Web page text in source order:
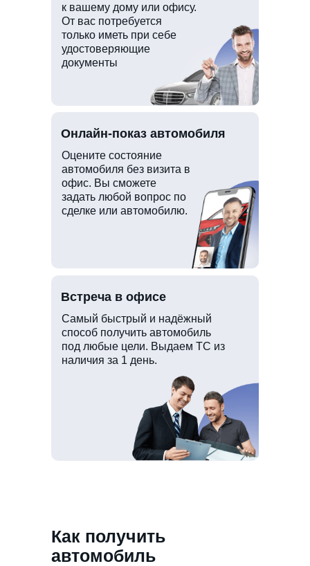
к вашему дому или офису.
От вас потребуется
только иметь при себе
удостоверяющие
документы
Оцените состояние
автомобиля без визита в
офис. Вы сможете
задать любой вопрос по
сделке или автомобилю.
Самый быстрый и надёжный
способ получить автомобиль
под любые цели. Выдаем ТС из
наличия за 1 день.
Онлайн-показ автомобиля
Встреча в офисе
Как получить
автомобиль